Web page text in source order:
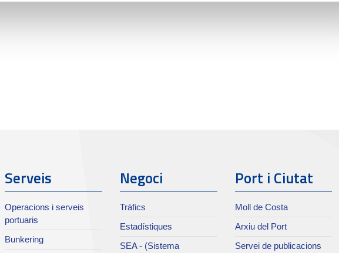
Serveis
Operacions i serveis
portuaris
Bunkering
Negoci
Tràfics
Estadístiques
SEA - (Sistema
Port i Ciutat
Moll de Costa
Arxiu del Port
Servei de publicacions